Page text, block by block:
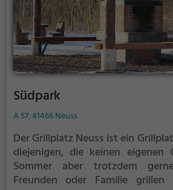
Südpark
A 57, 41466 Neuss
Der Grillplatz Neuss ist ein
diejenigen, die keinen eigenen
Sommer aber trotzdem
Freunden oder Familie